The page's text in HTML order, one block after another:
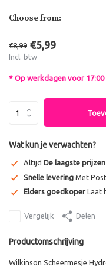
Choose from:
€8,99 €5,99
Incl. btw
* Op werkdagen voor
Wat kun je verwachten?
Altijd De laagste prijzen
Snelle levering Met
Elders goedkoper Laat
Vergelijk Delen
Productomschrijving
Wilkinson Scheermesje